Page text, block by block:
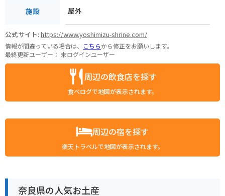
施設 屋外
公式サイト:https://www.yoshimizu-shrine.com/
情報が間違っている場合は、 こちらから修正をお願いします。
最終更新ユーザー： 未ログインユーザー
周辺の飲食店を探す
食べログで地図が表示されます。
周辺の宿を探す
楽天トラベルで地図が表示されます。
奈良県の人気お土産